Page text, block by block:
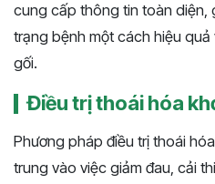
cung cấp thông tin toàn diện,
trạng bệnh một cách hiệu
gối.
Điều trị thoái hóa
Phương pháp điều trị thoái
trung vào việc giảm đau, cải